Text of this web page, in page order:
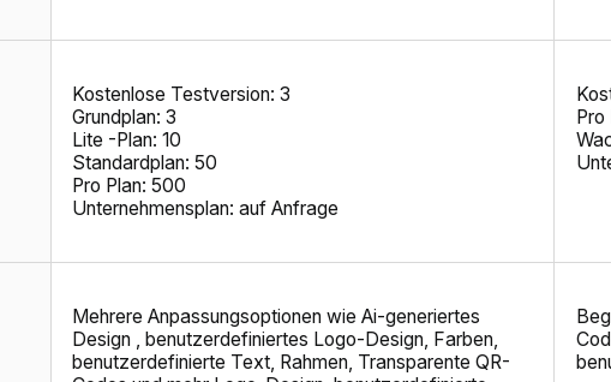
Kostenlose Testversion: 3
Grundplan: 3
Lite -Plan: 10
Standardplan: 50
Pro Plan: 500
Unternehmensplan: auf Anfrage
Mehrere Anpassungsoptionen wieAi-generiertes
Design , benutzerdefiniertes Logo-Design, Farben,
benutzerdefinierte Text, Rahmen, Transparente QR-